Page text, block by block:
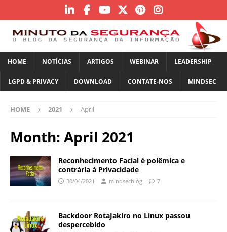
HOME NOTÍCIAS ARTIGOS WEBINAR LEADERSHIP
LGPD & PRIVACY DOWNLOAD CONTATE-NOS MINDSEC
HOME 2021 April
Month: April 2021
Reconhecimento Facial é polêmica e
contrária à Privacidade
30/04/2021 mindsecblog 7
Backdoor RotaJakiro no Linux passou
despercebido